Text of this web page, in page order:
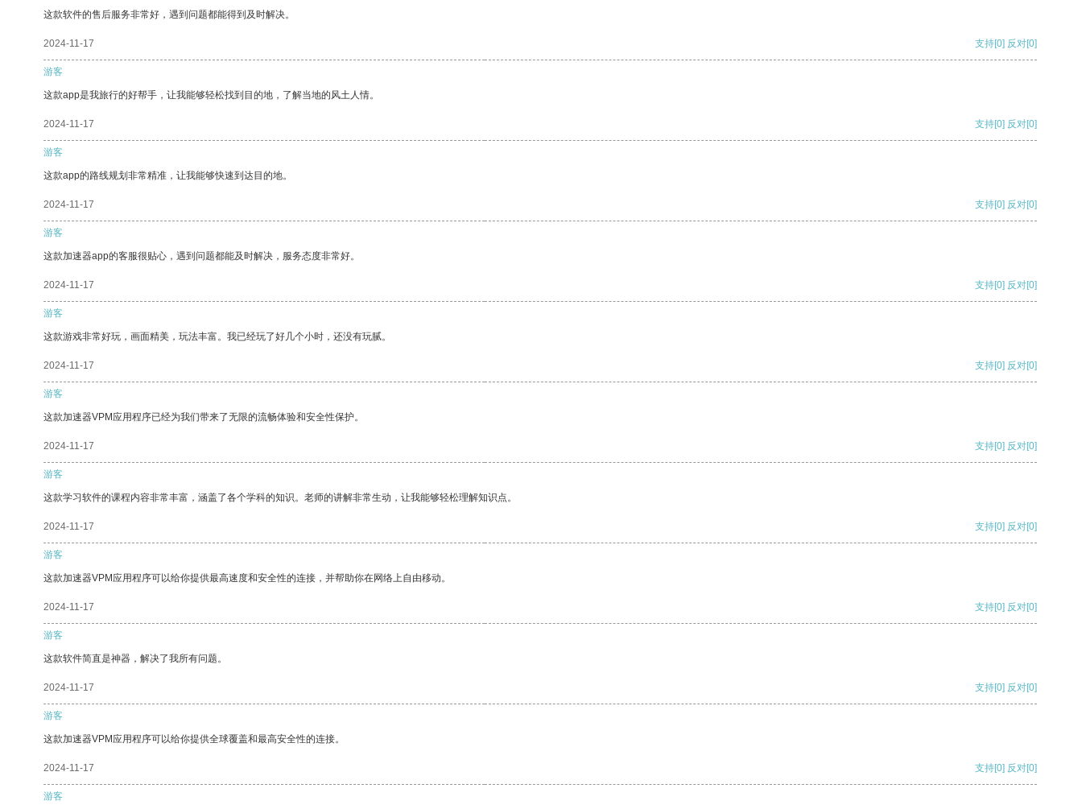
这款软件的售后服务非常好，遇到问题都能得到及时解决。
2024-11-17 支持[0] 反对[0]
游客
这款app是我旅行的好帮手，让我能够轻松找到目的地，了解当地的风土人情。
2024-11-17 支持[0] 反对[0]
游客
这款app的路线规划非常精准，让我能够快速到达目的地。
2024-11-17 支持[0] 反对[0]
游客
这款加速器app的客服很贴心，遇到问题都能及时解决，服务态度非常好。
2024-11-17 支持[0] 反对[0]
游客
这款游戏非常好玩，画面精美，玩法丰富。我已经玩了好几个小时，还没有玩腻。
2024-11-17 支持[0] 反对[0]
游客
这款加速器VPM应用程序已经为我们带来了无限的流畅体验和安全性保护。
2024-11-17 支持[0] 反对[0]
游客
这款学习软件的课程内容非常丰富，涵盖了各个学科的知识。老师的讲解非常生动，让我能够轻松理解知识点。
2024-11-17 支持[0] 反对[0]
游客
这款加速器VPM应用程序可以给你提供最高速度和安全性的连接，并帮助你在网络上自由移动。
2024-11-17 支持[0] 反对[0]
游客
这款软件简直是神器，解决了我所有问题。
2024-11-17 支持[0] 反对[0]
游客
这款加速器VPM应用程序可以给你提供全球覆盖和最高安全性的连接。
2024-11-17 支持[0] 反对[0]
游客